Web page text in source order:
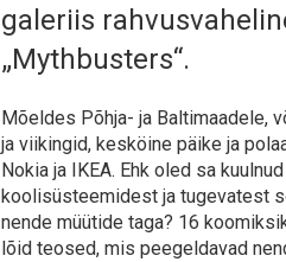
galeriis
„Mythbusters“.
Mõeldes Põhja- ja Baltimaadele,
ja viikingid, kesköine päike ja
Nokia ja IKEA. Ehk oled sa
koolisüsteemidest ja tugevatest
nende müütide taga? 16
lõid teosed, mis peegeldavad